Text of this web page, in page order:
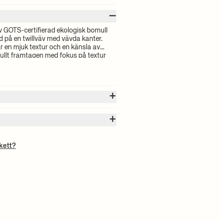
–
GOTS-certifierad ekologisk bomull
på en twillväv med vävda kanter.
en mjuk textur och en känsla av
framtagen med fokus på textur
+
bomull. Fyllning av
+
kommer att beräknas vid
leveranstid och fraktkostnader,